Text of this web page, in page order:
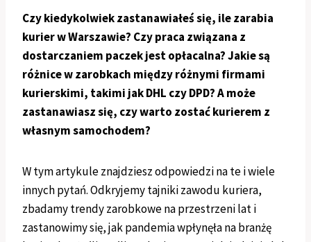
Czy kiedykolwiek zastanawiałeś się, ile zarabia
kurier w Warszawie? Czy praca związana z
dostarczaniem paczek jest opłacalna? Jakie są
różnice w zarobkach między różnymi firmami
kurierskimi, takimi jak DHL czy DPD? A może
zastanawiasz się, czy warto zostać kurierem z
własnym samochodem?
W tym artykule znajdziesz odpowiedzi na te i wiele
innych pytań. Odkryjemy tajniki zawodu kuriera,
zbadamy trendy zarobkowe na przestrzeni lat i
zastanowimy się, jak pandemia wpłynęła na branżę